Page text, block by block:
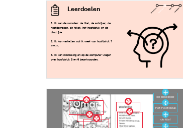
Leerdoelen
1. Ik ken de woorden: de titel, de schrijver, de
hoofdpersoon, de tekst, het hoofdstuk en de
bladzijde.
2. Ik kan vertellen wat ik weet van hoofdstuk 1
t/m 7.
3. Ik kan mondeling en op de computer vragen
over hoofdstuk 8 en 9 beantwoorden.
de bladzijde
het hoofdstuk
de titel